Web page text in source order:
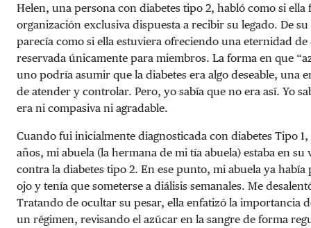
Helen, una persona con diabetes tipo 2, habló como si
organización exclusiva dispuesta a recibir su legado. De
parecía como si ella estuviera ofreciendo una eternidad de
reservada únicamente para miembros. La forma en que
uno podría asumir que la diabetes era algo deseable, una
de atender y controlar. Pero, yo sabía que no era así. Yo
era ni compasiva ni agradable.
Cuando fui inicialmente diagnosticada con diabetes Tipo 1,
años, mi abuela (la hermana de mi tía abuela) estaba en
contra la diabetes tipo 2. En ese punto, mi abuela ya
ojo y tenía que someterse a diálisis semanales. Me
Tratando de ocultar su pesar, ella enfatizó la importancia
un régimen, revisando el azúcar en la sangre de forma